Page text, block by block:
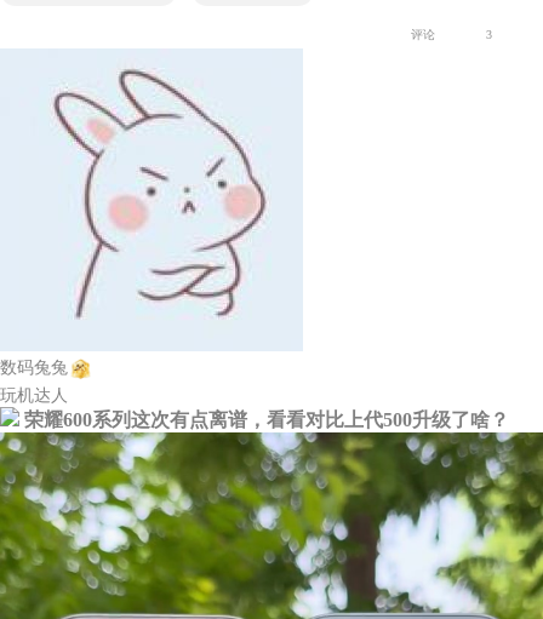
评论 3
数码兔兔
玩机达人
荣耀600系列这次有点离谱，看看对比上代500升级了啥？